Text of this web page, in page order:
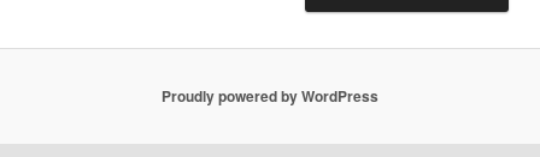
Proudly powered by WordPress